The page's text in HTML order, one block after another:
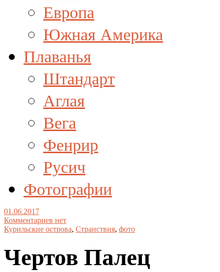
Европа
Южная Америка
Плаванья
Штандарт
Аглая
Вега
Фенрир
Русич
Фотографии
01.06.2017
Комментариев нет
Курильские острова, Странствия, фото
Чертов Палец